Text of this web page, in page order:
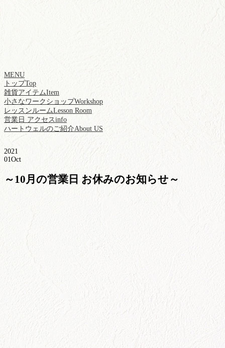
MENU
トップTop
雑貨アイテムItem
小さなワークショップWorkshop
レッスンルームLesson Room
営業日 アクセスinfo
ハートウェルのご紹介About US
2021
01Oct
～10月の営業日 お休みのお知らせ～